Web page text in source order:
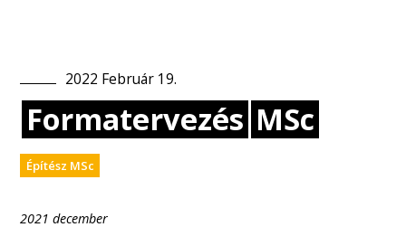
2022 Február 19.
Formatervezés MSc
Építész MSc
2021 december